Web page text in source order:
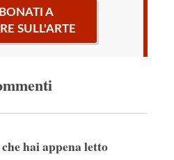
A
SULL'ARTE
hai appena letto